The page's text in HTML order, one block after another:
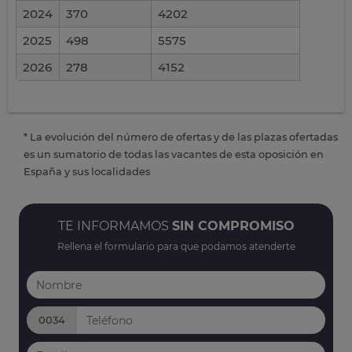
2024 370
4202
2025
498
5575
2026
278 4152
* La evolución del número de ofertas y de las plazas ofertadas
es un sumatorio de todas las vacantes de esta oposición en
España y sus localidades
TE INFORMAMOS SIN COMPROMISO
Rellena el formulario para que podamos atenderte
0034